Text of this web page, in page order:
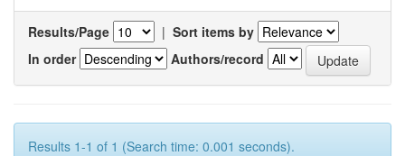
Results/Page | Sort items by
In order
Authors/record
Results 1-1 of 1 (Search time: 0.001 seconds).